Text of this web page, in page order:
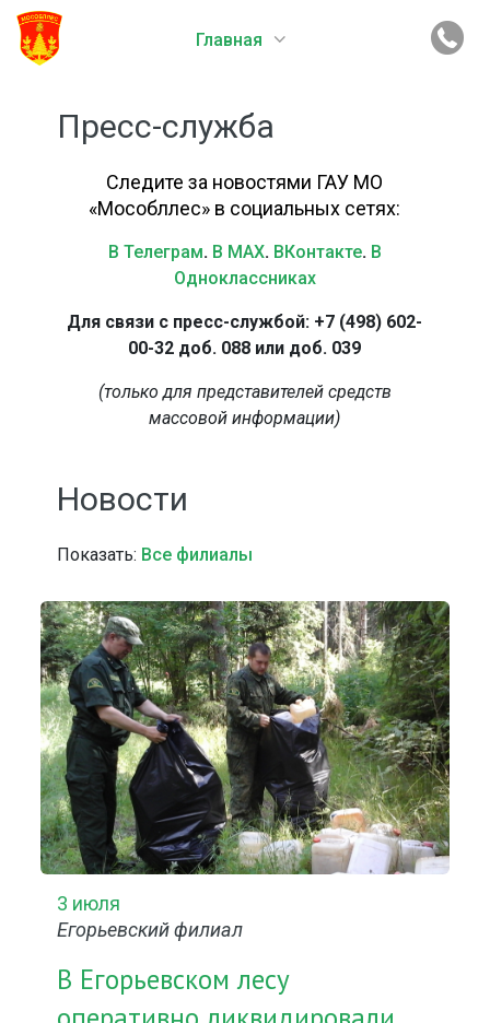
Главная
Пресс-служба
Следите за новостями ГАУ МО
«Мособллес» в социальных сетях:
В Телеграм. В MAX. ВКонтакте. В
Одноклассниках
Для связи с пресс-службой: +7 (498) 602-
00-32 доб. 088 или доб. 039
(только для представителей средств
массовой информации)
Новости
Показать: Все филиалы
3 июля
Егорьевский филиал
В Егорьевском лесу